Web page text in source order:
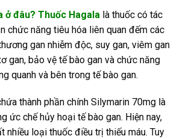
ở đâu? Thuốc Hagala là thuốc có tác
chức năng tiêu hóa liên quan đếm các
gan nhiễm độc, suy gan, viêm gan
gan, bảo vệ tế bào gan và chức năng
quanh và bên trong tế bào gan.
thành phần chính Silymarin 70mg là
ức chế hủy hoại tế bào gan. Hiện nay,
nhiều loại thuốc điều trị thiếu máu. Tuy